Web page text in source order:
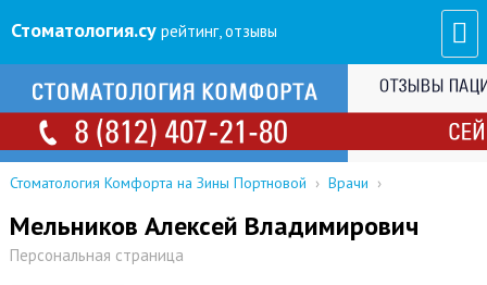
Стоматология.су рейтинг, отзывы
Стоматология Комфорта на Зины Портновой › Врачи ›
Мельников Алексей Владимирович
Персональная страница